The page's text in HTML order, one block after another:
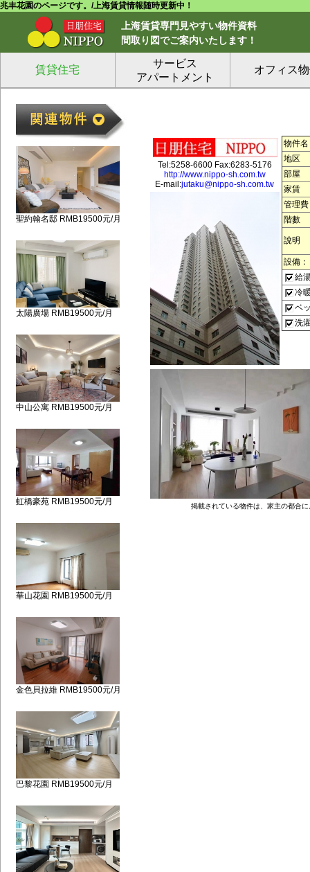
兆丰花園のページです。/上海賃貸情報随時更新中！
上海賃貸専門見やすい物件資料
間取り図でご案内いたします！
賃貸住宅
サービス
アパートメント
オフィス
聖約翰名邸 RMB19500元/月
太陽廣場 RMB19500元/月
中山公寓 RMB19500元/月
虹橋豪苑 RMB19500元/月
華山花園 RMB19500元/月
金色貝拉維 RMB19500元/月
巴黎花園 RMB19500元/月
Tel:5258-6600 Fax:6283-5176
http://www.nippo-sh.com.tw
E-mail:jutaku@nippo-sh.com.tw
物件名
地区
部屋
家賃
管理費
階數
說明
設備：
給
冷
ベ
洗
掲載されている物件は、家主の都合